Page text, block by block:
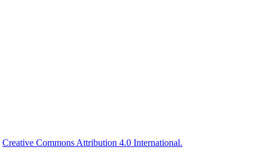
Creative Commons Attribution 4.0 International.